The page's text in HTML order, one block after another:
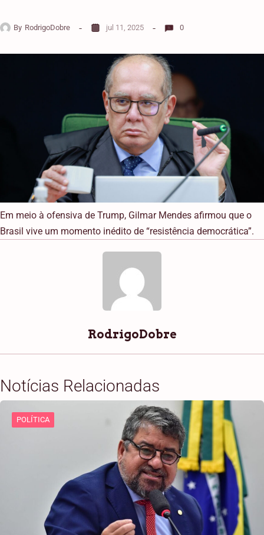
By RodrigoDobre jul 11, 2025 0
Em meio à ofensiva de Trump, Gilmar Mendes afirmou que o
Brasil vive um momento inédito de “resistência democrática”.
RodrigoDobre
Notícias Relacionadas
POLÍTICA